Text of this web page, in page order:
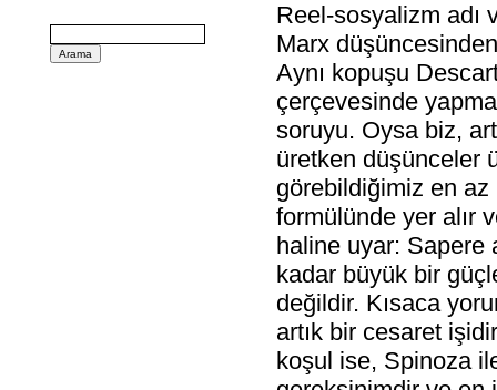
Reel-sosyalizm adı
Marx
Aynı kopuşu
çerçevesinde
soruyu. Oysa biz,
üretken düşünceler
görebildiğimiz en
formülünde yer alır
haline uyar: Sapere
kadar büyük bir
değildir. Kısaca
artık bir cesaret
koşul ise, Spinoza